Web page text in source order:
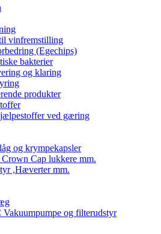
vinfremstilling
(Egechips)
bakterier
og klaring
produkter
ved gæring
og krympekapsler
Crown Cap lukkere mm.
,Hæverter mm.
og filterudstyr